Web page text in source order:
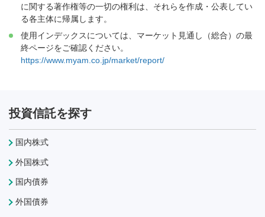
に関する著作権等の一切の権利は、それらを作成・公表してい
る各主体に帰属します。
使用インデックスについては、マーケット見通し（総合）の最
終ページをご確認ください。
https://www.myam.co.jp/market/report/
投資信託を探す
国内株式
外国株式
国内債券
外国債券